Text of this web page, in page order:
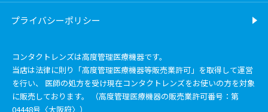
プライバシーポリシー
コンタクトレンズは高度管理医療機器です。
当店は法律に則り「高度管理医療機器等販売業許可」を取得して運営
を行い、 医師の処方を受け現在コンタクトレンズをお使いの方を対象
に販売しております。 （高度管理医療機器の販売業許可番号：第
04448号〈大阪府〉）